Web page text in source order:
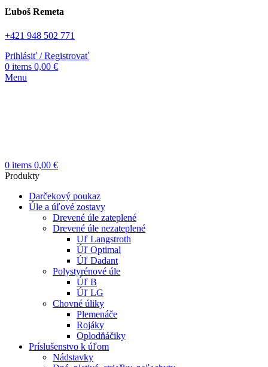
Ľuboš Remeta
+421 948 502 771
Prihlásiť / Registrovať
0 items 0,00 €
Menu
0 items 0,00 €
Produkty
Darčekový poukaz
Úle a úľové zostavy
Drevené úle zateplené
Drevené úle nezateplené
Uľ Langstroth
Úľ Optimal
Úľ Dadant
Polystyrénové úle
Úľ B
Úľ LG
Chovné úliky
Plemenáče
Rojáky
Oplodňáčiky
Príslušenstvo k úľom
Nádstavky